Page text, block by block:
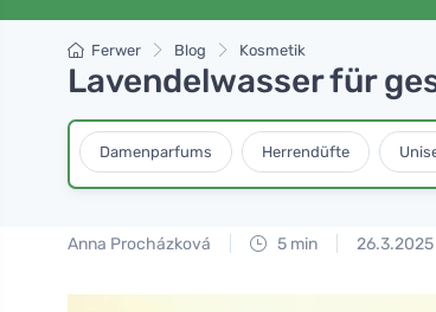
Ferwer Blog Kosmetik
Lavendelwasser für
Damenparfums Herrendüfte
Anna Procházková 5 min 26.3.2025